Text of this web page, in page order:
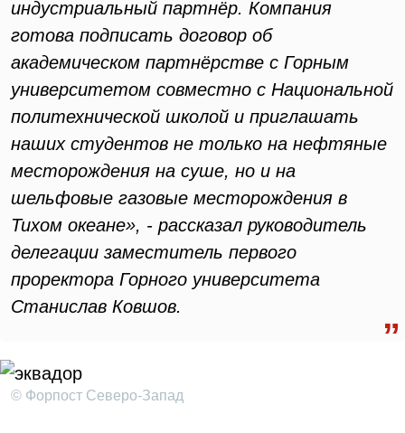
индустриальный партнёр. Компания
готова подписать договор об
академическом партнёрстве с Горным
университетом совместно с Национальной
политехнической школой и приглашать
наших студентов не только на нефтяные
месторождения на суше, но и на
шельфовые газовые месторождения в
Тихом океане», - рассказал руководитель
делегации заместитель первого
проректора Горного университета
Станислав Ковшов.
© Форпост Северо-Запад